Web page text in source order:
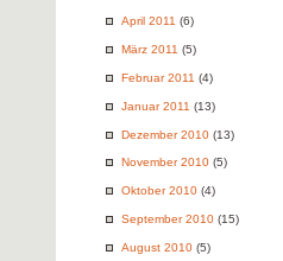
April 2011 (6)
März 2011 (5)
Februar 2011 (4)
Januar 2011 (13)
Dezember 2010 (13)
November 2010 (5)
Oktober 2010 (4)
September 2010 (15)
August 2010 (5)